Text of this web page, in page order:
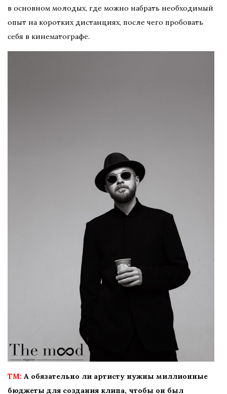
в основном молодых, где можно набрать необходимый
опыт на коротких дистанциях, после чего пробовать
себя в кинематографе.
TM: А обязательно ли артисту нужны миллионные
бюджеты для создания клипа, чтобы он был